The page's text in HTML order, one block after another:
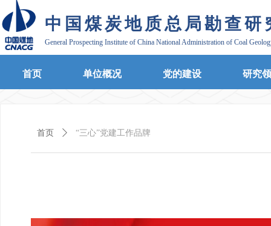
中国煤炭地质总局勘查研
General Prospecting Institute of China National Administration of Coal
首页 单位概况 党的建设 研究
首页 ꄲ “三心”党建工作品牌